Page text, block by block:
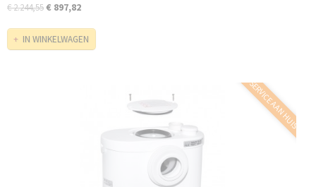
€ 2.244,55€ 897,82
IN WINKELWAGEN
SERVICE AAN HUIS